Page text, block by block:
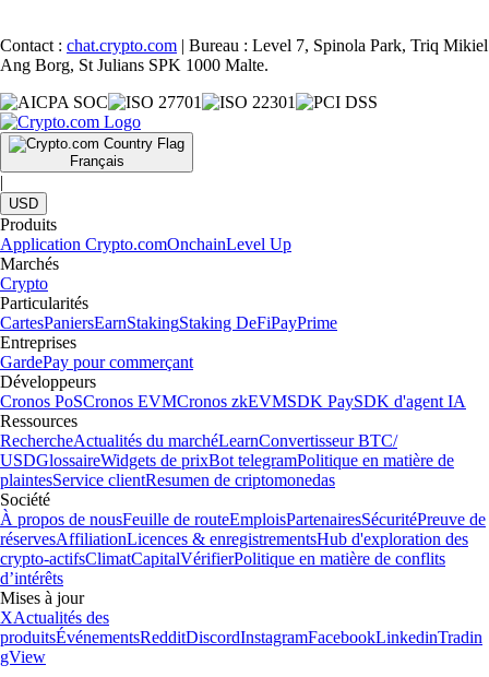
Contact : chat.crypto.com | Bureau : Level 7, Spinola Park, Triq Mikiel
Ang Borg, St Julians SPK 1000 Malte.
Français
|
USD
Produits
Application Crypto.comOnchainLevel Up
Marchés
Crypto
Particularités
CartesPaniersEarnStakingStaking DeFiPayPrime
Entreprises
GardePay pour commerçant
Développeurs
Cronos PoSCronos EVMCronos zkEVMSDK PaySDK d'agent IA
Ressources
RechercheActualités du marchéLearnConvertisseur BTC/
USDGlossaireWidgets de prixBot telegramPolitique en matière de
plaintesService clientResumen de criptomonedas
Société
À propos de nousFeuille de routeEmploisPartenairesSécuritéPreuve de
réservesAffiliationLicences & enregistrementsHub d'exploration des
crypto-actifsClimatCapitalVérifierPolitique en matière de conflits
d’intérêts
Mises à jour
XActualités des
produitsÉvénementsRedditDiscordInstagramFacebookLinkedinTradin
gView